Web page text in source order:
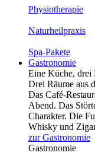
Physio­therapie
Naturheil­praxis
Spa-Pakete
Gastronomie
Eine Küche, drei
Drei Räume aus
Das Café-
Abend. Das
Charakter. Die
Whisky und
zur Gastronomie
Gastronomie